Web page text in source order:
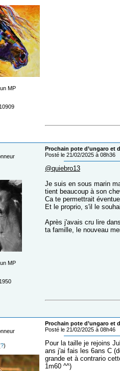
MP
MP
Prochain pote d’ungaro et
Posté le 21/02/2025 à 08h36
@quiebro13
Je suis en sous marin
tient beaucoup à son
Ca te permettrait
Et le proprio, s'il le
Après j'avais cru lire
ta famille, le nouveau
?)
Prochain pote d’ungaro et
Posté le 21/02/2025 à 08h46
Pour la taille je rejoins
ans j'ai fais les 6ans C
grande et à contrario
1m60 ^^)